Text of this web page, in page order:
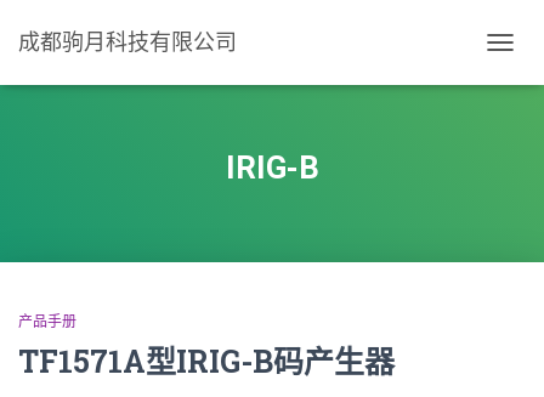
成都驹月科技有限公司
换
IRIG-B
产品手册
TF1571A型IRIG-B码产生器